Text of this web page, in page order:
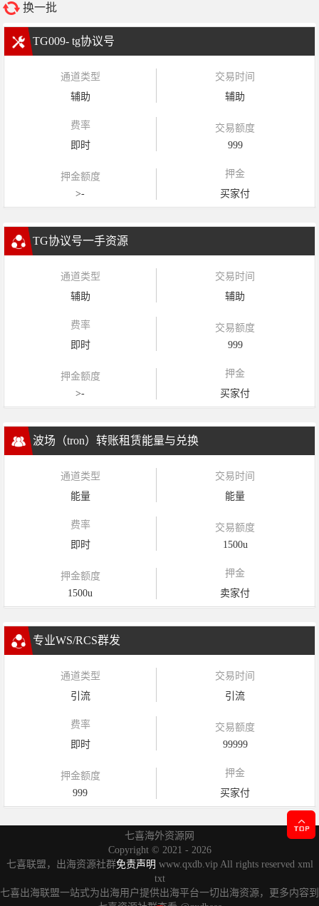
换一批
TG009- tg协议号
通道类型
辅助
交易时间
辅助
费率
即时
交易额度
999
押金额度
>-
押金
买家付
TG协议号一手资源
通道类型
辅助
交易时间
辅助
费率
即时
交易额度
999
押金额度
>-
押金
买家付
波场（tron）转账租赁能量与兑换
通道类型
能量
交易时间
能量
费率
即时
交易额度
1500u
押金额度
1500u
押金
卖家付
专业WS/RCS群发
通道类型
引流
交易时间
引流
费率
即时
交易额度
99999
押金额度
999
押金
买家付
七喜海外资源网
Copyright © 2021 - 2026
七喜联盟，出海资源社群免责声明 www.qxdb.vip All rights reserved xml
txt
七喜出海联盟一站式为出海用户提供出海平台一切出海资源，更多内容到